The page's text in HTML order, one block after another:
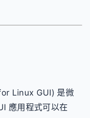
Linux GUI) 是微
應用程式可以在